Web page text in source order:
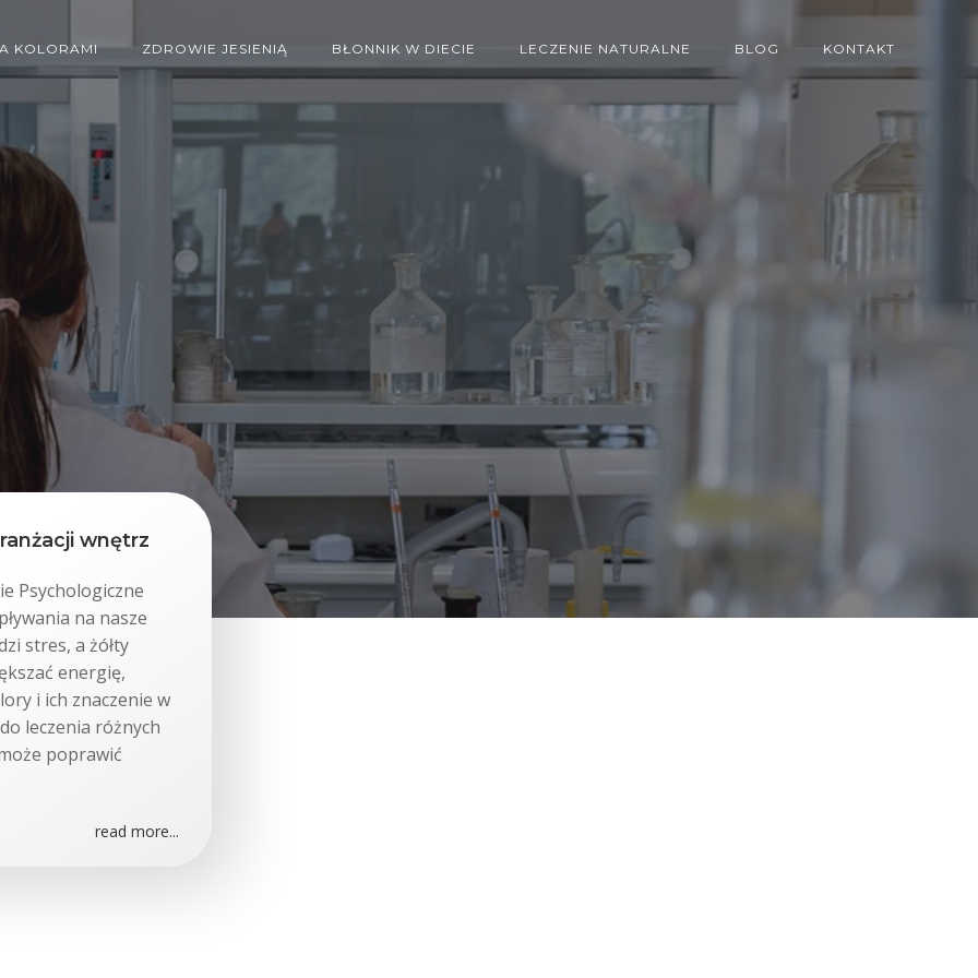
KOLORAMI ZDROWIE JESIENIĄ BŁONNIK W DIECIE LECZENIE NATURALNE BLOG KONTAKT
wnętrz
Psychologiczne
na nasze
stres, a żółty
energię,
i ich znaczenie w
leczenia różnych
poprawić
read more...